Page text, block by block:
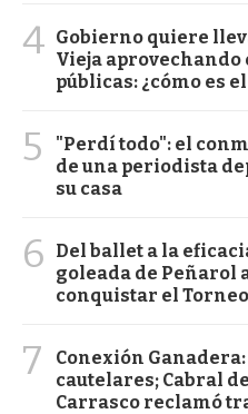
4 Gobierno quiere
Vieja aprovechando
públicas: ¿cómo es
5
"Perdí todo": el
de una periodista
su casa
6
Del ballet a la
goleada de Peñarol
conquistar el
7
Conexión
cautelares; Cabral
Carrasco reclamó